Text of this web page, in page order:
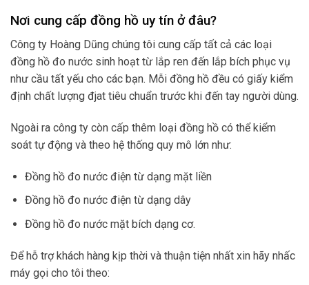
Nơi cung cấp đồng hồ uy tín ở đâu?
Công ty Hoàng Dũng chúng tôi cung cấp tất cả các loại
đồng hồ đo nước sinh hoạt từ lắp ren đến lắp bích phục vụ
như cầu tất yếu cho các bạn. Mỗi đồng hồ đều có giấy kiểm
định chất lượng đjat tiêu chuẩn trước khi đến tay người dùng.
Ngoài ra công ty còn cấp thêm loại đồng hồ có thể kiểm
soát tự động và theo hệ thống quy mô lớn như:
Đồng hồ đo nước điện từ dạng mặt liền
Đồng hồ đo nước điện từ dạng dây
Đồng hồ đo nước mặt bích dạng cơ.
Để hỗ trợ khách hàng kịp thời và thuận tiện nhất xin hãy nhấc
máy gọi cho tôi theo: